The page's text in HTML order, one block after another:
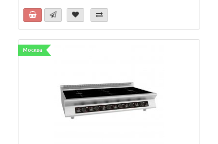
Москва